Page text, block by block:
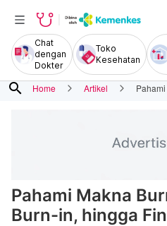
Chat
dengan
Dokter
Toko
Kesehatan
search Home Artikel
Pahami Makna
Burn-in, hingga